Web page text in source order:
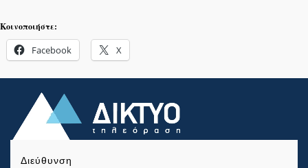
Κοινοποιήστε:
Facebook X
Διεύθυνση